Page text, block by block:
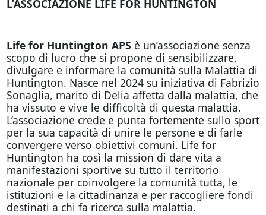
L’ASSOCIAZIONE LIFE FOR HUNTINGTON
Life for Huntington APS è un’associazione senza
scopo di lucro che si propone di sensibilizzare,
divulgare e informare la comunità sulla Malattia di
Huntington. Nasce nel 2024 su iniziativa di Fabrizio
Sonaglia, marito di Delia affetta dalla malattia, che
ha vissuto e vive le difficoltà di questa malattia.
L’associazione crede e punta fortemente sullo sport
per la sua capacità di unire le persone e di farle
convergere verso obiettivi comuni. Life for
Huntington ha così la mission di dare vita a
manifestazioni sportive su tutto il territorio
nazionale per coinvolgere la comunità tutta, le
istituzioni e la cittadinanza e per raccogliere fondi
destinati a chi fa ricerca sulla malattia.